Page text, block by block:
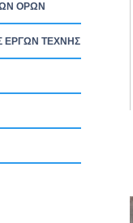
ΟΡΩΝ
ΕΡΓΩΝ ΤΕΧΝΗΣ